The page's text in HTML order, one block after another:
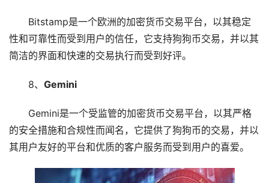
Bitstamp是一个欧洲的加密货币交易平台，以其稳定
性和可靠性而受到用户的信任，它支持狗狗币交易，并以其
简洁的界面和快速的交易执行而受到好评。
8、 Gemini
Gemini是一个受监管的加密货币交易平台，以其严格
的安全措施和合规性而闻名，它提供了狗狗币的交易，并以
其用户友好的平台和优质的客户服务而受到用户的喜爱。